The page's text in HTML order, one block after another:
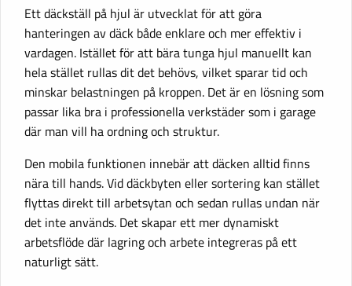
Ett däckställ på hjul är utvecklat för att göra
hanteringen av däck både enklare och mer effektiv i
vardagen. Istället för att bära tunga hjul manuellt kan
hela stället rullas dit det behövs, vilket sparar tid och
minskar belastningen på kroppen. Det är en lösning som
passar lika bra i professionella verkstäder som i garage
där man vill ha ordning och struktur.
Den mobila funktionen innebär att däcken alltid finns
nära till hands. Vid däckbyten eller sortering kan stället
flyttas direkt till arbetsytan och sedan rullas undan när
det inte används. Det skapar ett mer dynamiskt
arbetsflöde där lagring och arbete integreras på ett
naturligt sätt.